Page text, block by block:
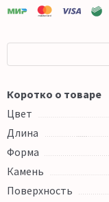
Коротко о товаре
Цвет
Длина
Форма
Камень
Поверхность